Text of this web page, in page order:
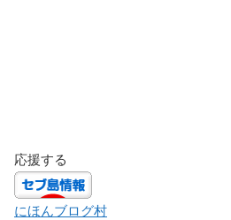
応援する
にほんブログ村